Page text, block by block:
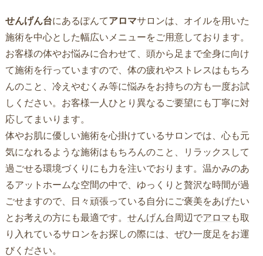
せんげん台にあるぽんてアロマサロンは、オイルを用いた
施術を中心とした幅広いメニューをご用意しております。
お客様の体やお悩みに合わせて、頭から足まで全身に向け
て施術を行っていますので、体の疲れやストレスはもちろ
んのこと、冷えやむくみ等に悩みをお持ちの方も一度お試
しください。お客様一人ひとり異なるご要望にも丁寧に対
応してまいります。
体やお肌に優しい施術を心掛けているサロンでは、心も元
気になれるような施術はもちろんのこと、リラックスして
過ごせる環境づくりにも力を注いでおります。温かみのあ
るアットホームな空間の中で、ゆっくりと贅沢な時間が過
ごせますので、日々頑張っている自分にご褒美をあげたい
とお考えの方にも最適です。 せんげん台周辺でアロマも取
り入れているサロンをお探しの際には、ぜひ一度足をお運
びください。